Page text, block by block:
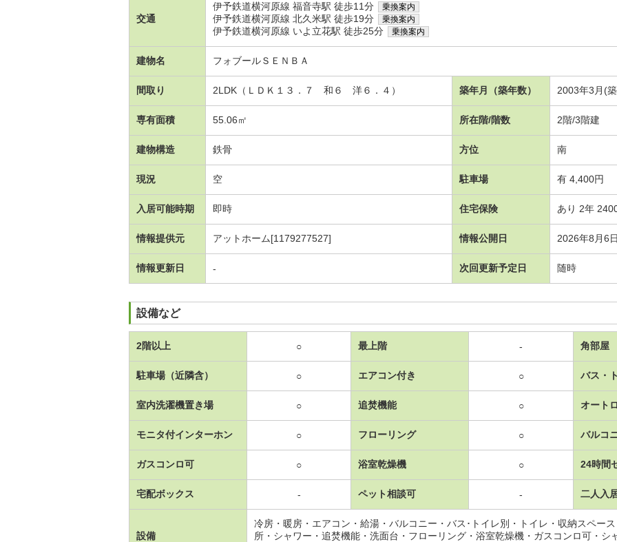
交通
伊予鉄道横河原線 福音寺駅 徒歩11分 乗換案内
伊予鉄道横河原線 北久米駅 徒歩19分 乗換案内
伊予鉄道横河原線 いよ立花駅 徒歩25分 乗換案内
建物名 フォブールＳＥＮＢＡ
間取り 2LDK（ＬＤＫ１３．７ 和６ 洋６．４） 築年月（築年数） 2003年3月(
専有面積 55.06㎡ 所在階/階数 2階/3階建
建物構造 鉄骨 方位 南
現況 空 駐車場 有 4,400円
入居可能時期 即時 住宅保険 あり 2年
情報提供元 アットホーム[1179277527] 情報公開日 2026年8月6日
情報更新日 - 次回更新予定日 随時
設備など
2階以上 ○ 最上階 - 角部屋
駐車場（近隣含） ○ エアコン付き ○ バス・
室内洗濯機置き場 ○ 追焚機能 ○ オート
モニタ付インターホン ○ フローリング ○ バルコ
ガスコンロ可 ○ 浴室乾燥機 ○ 24時間
宅配ボックス - ペット相談可 - 二人入
設備
冷房・暖房・エアコン・給湯・バルコニー・バス･トイレ別・トイレ・収納スペー
所・シャワー・追焚機能・洗面台・フローリング・浴室乾燥機・ガスコンロ可・シ